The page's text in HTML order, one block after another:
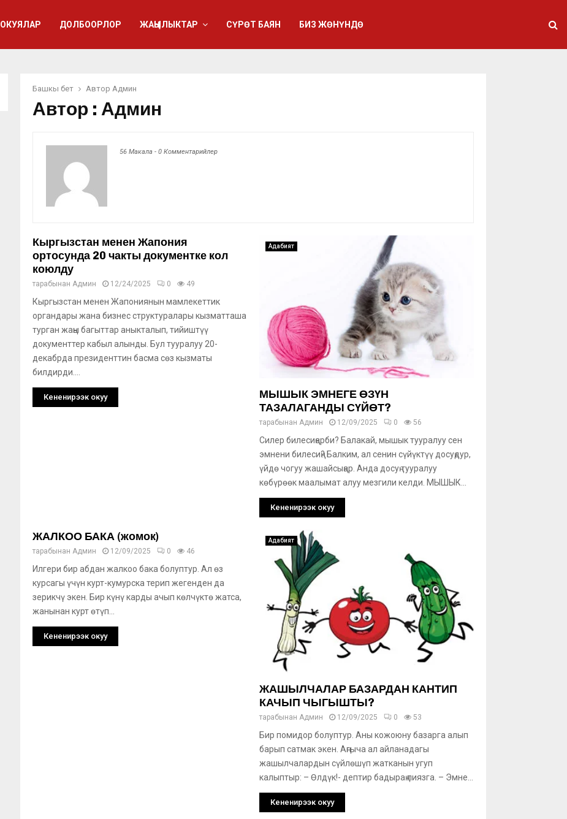
ОКУЯЛАР ДОЛБООРЛОР ЖАҢЫЛЫКТАР СҮРӨТ БАЯН БИЗ ЖӨНҮНДӨ
Башкы бет Автор Админ
Автор : Админ
56 Макала - 0 Комментарийлер
Кыргызстан менен Жапония
ортосунда 20 чакты документке кол
коюлду
тарабынан Админ 12/24/2025 0 49
Кыргызстан менен Жапониянын мамлекеттик
органдары жана бизнес структуралары кызматташа
турган жаңы багыттар аныкталып, тийиштүү
документтер кабыл алынды. Бул тууралуу 20-
декабрда президенттин басма сөз кызматы
билдирди....
Кененирээк окуу
Адабият
МЫШЫК ЭМНЕГЕ ӨЗҮН
ТАЗАЛАГАНДЫ СҮЙӨТ?
тарабынан Админ 12/09/2025 0 56
Силер билесиңерби? Балакай, мышык тууралуу сен
эмнени билесиң? Балким, ал сенин сүйүктүү досуңдур,
үйдө чогуу жашайсыңар. Анда досуң тууралуу
көбүрөөк маалымат алуу мезгили келди. МЫШЫК...
Кененирээк окуу
ЖАЛКОО БАКА (жомок)
тарабынан Админ 12/09/2025 0 46
Илгери бир абдан жалкоо бака болуптур. Ал өз
курсагы үчүн курт-кумурска терип жегенден да
зерикчү экен. Бир күнү карды ачып көлчүктө жатса,
жанынан курт өтүп...
Кененирээк окуу
Адабият
ЖАШЫЛЧАЛАР БАЗАРДАН КАНТИП
КАЧЫП ЧЫГЫШТЫ?
тарабынан Админ 12/09/2025 0 53
Бир помидор болуптур. Аны кожоюну базарга алып
барып сатмак экен. Аңгыча ал айланадагы
жашылчалардын сүйлөшүп жатканын угуп
калыптыр: – Өлдүк!- дептир бадыраң пиязга. – Эмне...
Кененирээк окуу